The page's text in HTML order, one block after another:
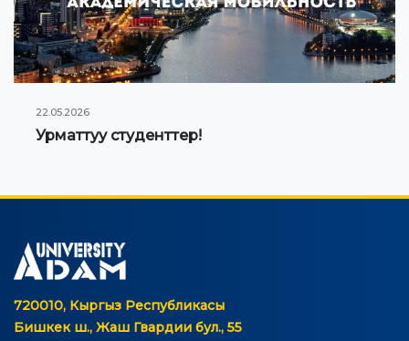
22.05.2026
Урматтуу студенттер!
720010, Кыргыз Республикасы
Бишкек ш., Жаш Гвардии бул., 55